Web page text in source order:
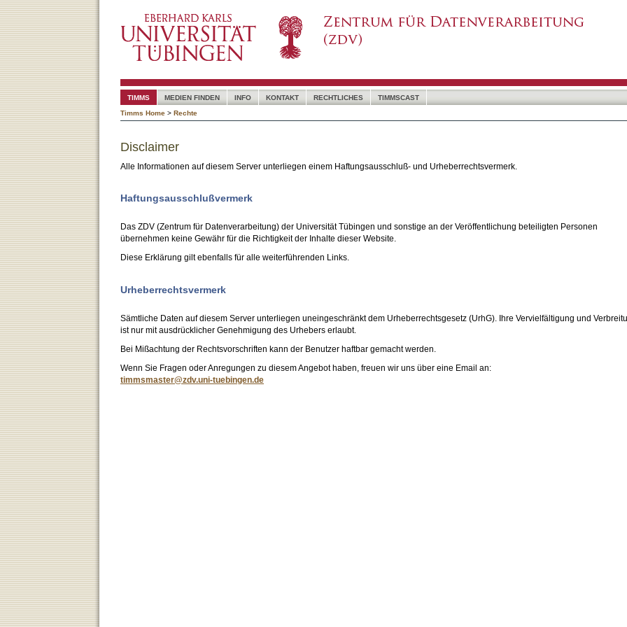
TIMMS MEDIEN FINDEN INFO KONTAKT RECHTLICHES
TIMMSCAST
Timms Home > Rechte
Disclaimer
Alle Informationen auf diesem Server unterliegen einem Haftungsausschluß- und Urheberrechtsvermerk.
Haftungsausschlußvermerk
Das ZDV (Zentrum für Datenverarbeitung) der Universität Tübingen und sonstige an der Veröffentlichung beteiligten Personen
übernehmen keine Gewähr für die Richtigkeit der Inhalte dieser Website.
Diese Erklärung gilt ebenfalls für alle weiterführenden Links.
Urheberrechtsvermerk
Sämtliche Daten auf diesem Server unterliegen uneingeschränkt dem Urheberrechtsgesetz (UrhG). Ihre Vervielfältigung und
ist nur mit ausdrücklicher Genehmigung des Urhebers erlaubt.
Bei Mißachtung der Rechtsvorschriften kann der Benutzer haftbar gemacht werden.
Wenn Sie Fragen oder Anregungen zu diesem Angebot haben, freuen wir uns über eine Email an:
timmsmaster@zdv.uni-tuebingen.de